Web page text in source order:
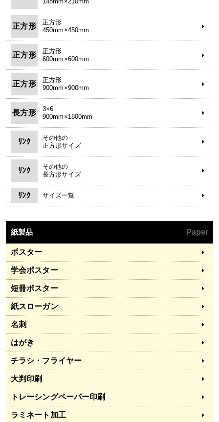
正方形
正方形
450mm×450mm
正方形
正方形
600mm×600mm
正方形
正方形
900mm×900mm
長方形
3×6
900mm×1800mm
ﾘﾝｸ
その他の
正方形サイズ
ﾘﾝｸ
その他の
長方形サイズ
ﾘﾝｸ サイズ一覧
紙製品 Paper
ポスター
学会ポスター
短冊ポスター
紙スローガン
名刺
はがき
チラシ・フライヤー
大判印刷
トレーシングペーパー印刷
ラミネート加工